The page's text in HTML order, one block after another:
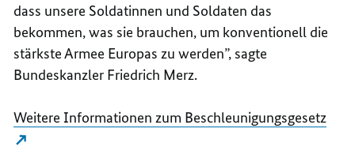
dass unsere Soldatinnen und Soldaten das
bekommen, was sie brauchen, um konventionell die
stärkste Armee Europas zu werden”, sagte
Bundeskanzler Friedrich Merz.
Weitere Informationen zum Beschleunigungsgesetz